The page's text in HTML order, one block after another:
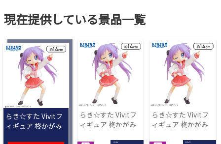
現在提供している景品一覧
らき☆すた Vivitフ
ィギュア 柊かがみ
らき☆すた Vivitフ
ィギュア 柊かがみ
1 PLAY
らき☆すた Vivitフ
ィギュア 柊かがみ
1 PLAY